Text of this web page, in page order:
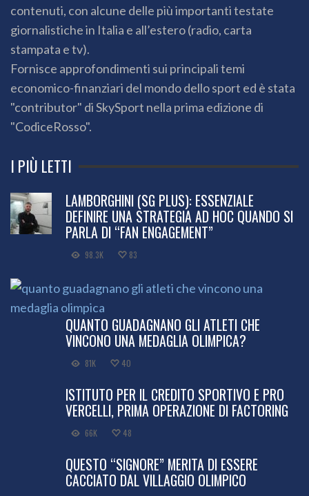
contenuti, con alcune delle più importanti testate
giornalistiche in Italia e all’estero (radio, carta
stampata e tv).
Fornisce approfondimenti sui principali temi
economico-finanziari del mondo dello sport ed è stata
"contributor" di SkySport nella prima edizione di
"CodiceRosso".
I PIÙ LETTI
LAMBORGHINI (SG PLUS): ESSENZIALE
DEFINIRE UNA STRATEGIA AD HOC QUANDO SI
PARLA DI “FAN ENGAGEMENT”
98.3K 83
QUANTO GUADAGNANO GLI ATLETI CHE
VINCONO UNA MEDAGLIA OLIMPICA?
81K 40
ISTITUTO PER IL CREDITO SPORTIVO E PRO
VERCELLI, PRIMA OPERAZIONE DI FACTORING
66K 48
QUESTO “SIGNORE” MERITA DI ESSERE
CACCIATO DAL VILLAGGIO OLIMPICO